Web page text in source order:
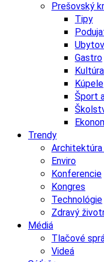
Prešovský
Tipy
Gastro
Kúpele
Šport
Trendy
Architektúra
Enviro
Konferencie
Kongres
Technológie
Zdravý
Médiá
Tlačové
Videá